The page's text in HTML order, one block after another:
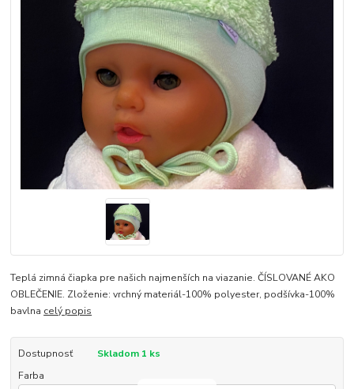
Teplá zimná čiapka pre našich najmenších na viazanie. ČÍSLOVANÉ AKO
OBLEČENIE. Zloženie: vrchný materiál-100% polyester, podšívka-100%
bavlna celý popis
Dostupnosť
Skladom 1 ks
Farba